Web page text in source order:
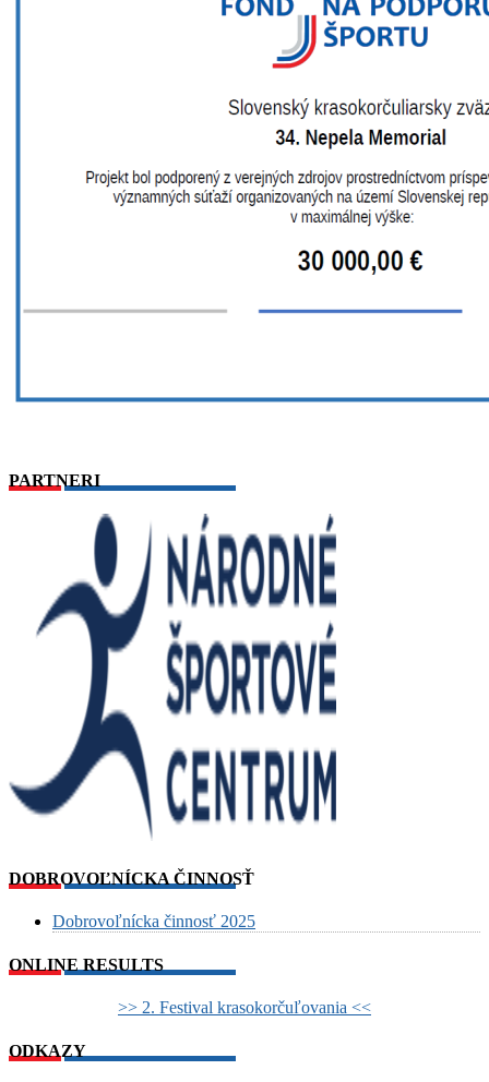
PARTNERI
DOBROVOĽNÍCKA ČINNOSŤ
Dobrovoľnícka činnosť 2025
ONLINE RESULTS
>> 2. Festival krasokorčuľovania <<
ODKAZY